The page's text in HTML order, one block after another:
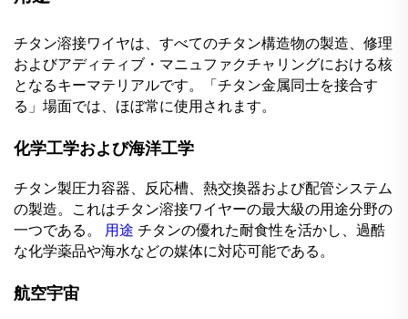
チタン溶接ワイヤは、すべてのチタン構造物の製造、修理
およびアディティブ・マニュファクチャリングにおける核
となるキーマテリアルです。「チタン金属同士を接合す
る」場面では、ほぼ常に使用されます。
化学工学および海洋工学
チタン製圧力容器、反応槽、熱交換器および配管システム
の製造。これはチタン溶接ワイヤーの最大級の用途分野の
一つである。 用途 チタンの優れた耐食性を活かし、過酷
な化学薬品や海水などの媒体に対応可能である。
航空宇宙